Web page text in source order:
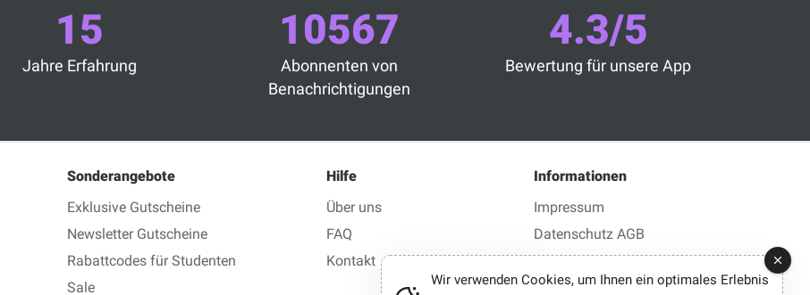
15
Jahre Erfahrung
10567
Abonnenten von
Benachrichtigungen
4.3/5
Bewertung für unsere App
Sonderangebote
Exklusive Gutscheine
Newsletter Gutscheine
Rabattcodes für Studenten
Sale
Hilfe
Über uns
FAQ
Kontakt
Informationen
Impressum
Datenschutz AGB
Wir verwenden Cookies, um Ihnen ein optimales Erlebnis